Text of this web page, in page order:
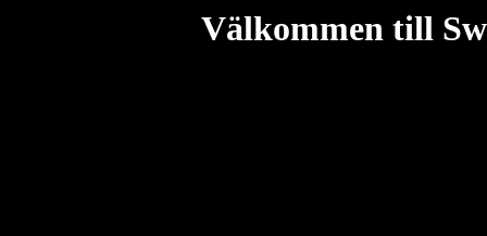
Välkommen till